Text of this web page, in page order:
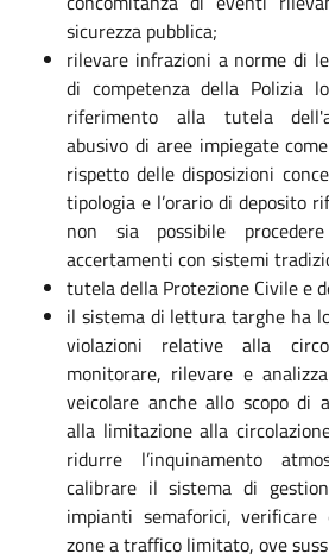
sicurezza pubblica;
rilevare infrazioni a norme di
di competenza della Polizia
riferimento alla tutela
abusivo di aree impiegate
rispetto delle disposizioni
tipologia e l’orario di deposito
non sia possibile
accertamenti con sistemi
tutela della Protezione Civile e
il sistema di lettura targhe ha
violazioni relative alla
monitorare, rilevare e
veicolare anche allo scopo di
alla limitazione alla
ridurre l’inquinamento
calibrare il sistema di
impianti semaforici, verificare
zone a traffico limitato, ove